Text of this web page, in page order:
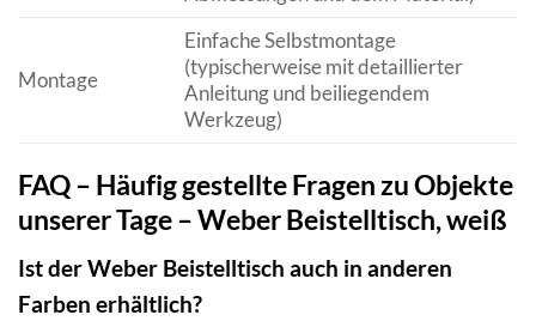
Montage
Einfache Selbstmontage
(typischerweise mit detaillierter
Anleitung und beiliegendem
Werkzeug)
FAQ – Häufig gestellte Fragen zu Objekte
unserer Tage – Weber Beistelltisch, weiß
Ist der Weber Beistelltisch auch in anderen
Farben erhältlich?